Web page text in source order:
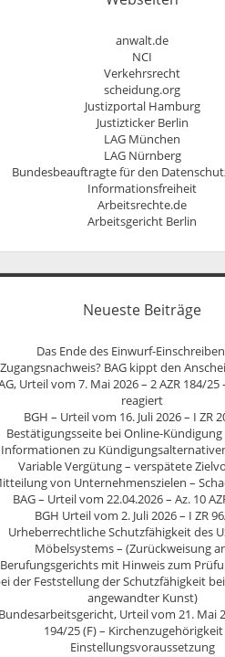
Persönlichkeitsrecht
anwalt.de
NCI
Verkehrsrecht
scheidung.org
Justizportal Hamburg
Justizticker Berlin
LAG München
LAG Nürnberg
Bundesbeauftragte für den
Informationsfreiheit
Arbeitsrechte.de
Arbeitsgericht Berlin
Neueste Beiträge
Das Ende des Einwurf-
Zugangsnachweis? BAG kippt den
Urteil vom 7. Mai 2026 – 2 AZR 184/
reagiert
BGH – Urteil vom 16. Juli 2026 – I ZR
Bestätigungsseite bei Online-
Informationen zu
Variable Vergütung – verspätete
von Unternehmenszielen –
BAG – Urteil vom 22.04.2026 – Az. 10
BGH Urteil vom 2. Juli 2026 – I ZR
Urheberrechtliche Schutzfähigkeit des
Möbelsystems – (Zurückweisung
Berufungsgerichts mit Hinweis zum
der Feststellung der Schutzfähigkeit
angewandter Kunst)
Bundesarbeitsgericht, Urteil vom 21. Mai
194/25 (F) – Kirchenzugehörigkeit
Einstellungsvoraussetzung